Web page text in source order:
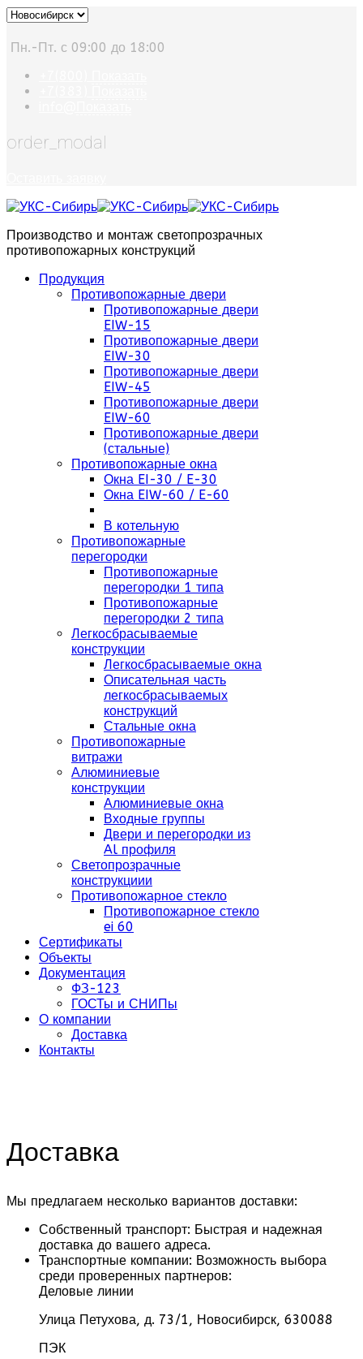
Пн.-Пт. с 09:00 до 18:00
order_modal
Производство и монтаж светопрозрачных
противопожарных конструкций
Продукция
Противопожарные двери
Противопожарные двери
EIW-15
Противопожарные двери
EIW-30
Противопожарные двери
EIW-45
Противопожарные двери
EIW-60
Противопожарные двери
(стальные)
Противопожарные окна
Окна EI-30 / E-30
Окна EIW-60 / E-60
В котельную
Противопожарные
перегородки
Противопожарные
перегородки 1 типа
Противопожарные
перегородки 2 типа
Легкосбрасываемые
конструкции
Легкосбрасываемые окна
Описательная часть
легкосбрасываемых
конструкций
Стальные окна
Противопожарные
витражи
Алюминиевые
конструкции
Алюминиевые окна
Входные группы
Двери и перегородки из
Al профиля
Светопрозрачные
конструкциии
Противопожарное стекло
Противопожарное стекло
ei 60
Сертификаты
Объекты
Документация
ФЗ-123
ГОСТы и СНИПы
О компании
Доставка
Контакты
Доставка
Мы предлагаем несколько вариантов доставки:
Собственный транспорт: Быстрая и надежная
доставка до вашего адреса.
Транспортные компании: Возможность выбора
среди проверенных партнеров:
Деловые линии
Улица Петухова, д. 73/1, Новосибирск, 630088
ПЭК